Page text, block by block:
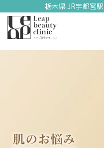
栃木県 JR宇都宮